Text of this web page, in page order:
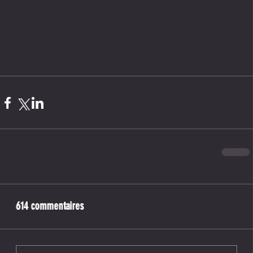
614 commentaires